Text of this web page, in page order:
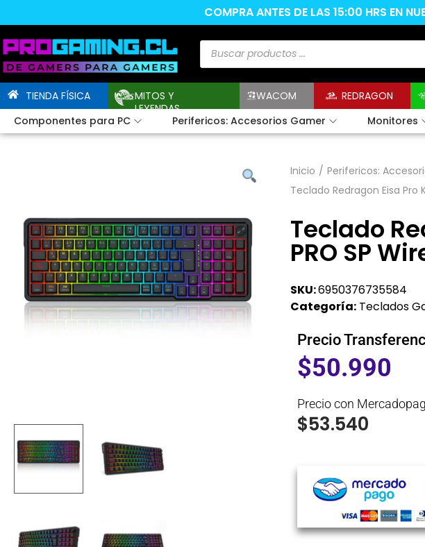
COMPRA ANTES DE LAS 15:00 HRS EN
TIENDA FÍSICA
MITOS Y
LEYENDAS
WACOM REDRAGON
Componentes para PC
Perifericos: Accesorios Gamer Monitores
Inicio / Perifericos:
Teclado Redragon Eisa Pro
Teclado
PRO SP
SKU:6950376735584
Categoría: Teclados
Precio
$50.990
Precio con
$53.540